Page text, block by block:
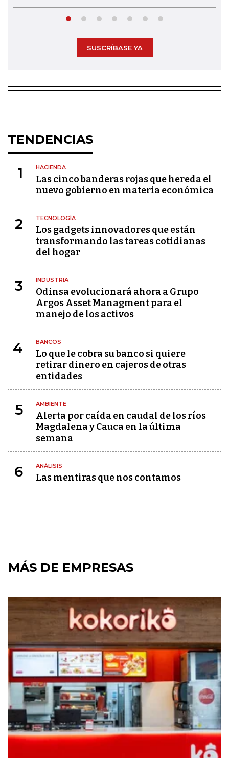
SUSCRÍBASE YA
TENDENCIAS
1 HACIENDA
Las cinco banderas rojas que hereda el
nuevo gobierno en materia económica
2 TECNOLOGÍA
Los gadgets innovadores que están
transformando las tareas cotidianas
del hogar
3 INDUSTRIA
Odinsa evolucionará ahora a Grupo
Argos Asset Managment para el
manejo de los activos
4 BANCOS
Lo que le cobra su banco si quiere
retirar dinero en cajeros de otras
entidades
5 AMBIENTE
Alerta por caída en caudal de los ríos
Magdalena y Cauca en la última
semana
6 ANÁLISIS
Las mentiras que nos contamos
MÁS DE EMPRESAS